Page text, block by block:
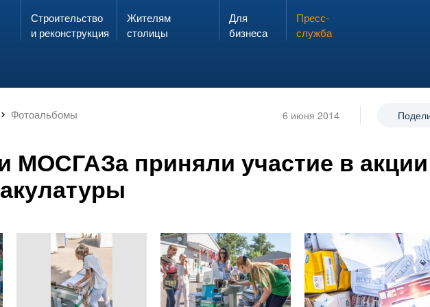
Запах газа?
ЗВОНИ 104
Строительство
и реконструкция
Жителям
столицы
Для
бизнеса
Пресс-
служба
Фотоальбомы 6 июня 2014
МОСГАЗа приняли участие в акции